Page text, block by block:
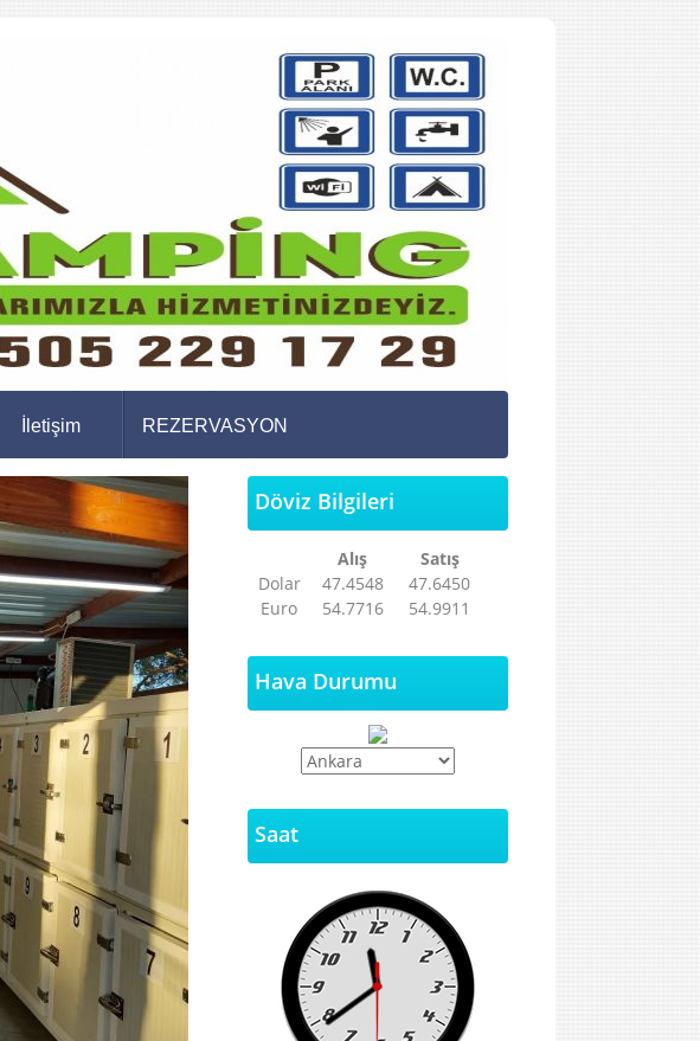
İletişim REZERVASYON
Döviz Bilgileri
Alış
Satış
Dolar
47.4548
47.6450
Euro
54.7716 54.9911
Hava Durumu
Saat